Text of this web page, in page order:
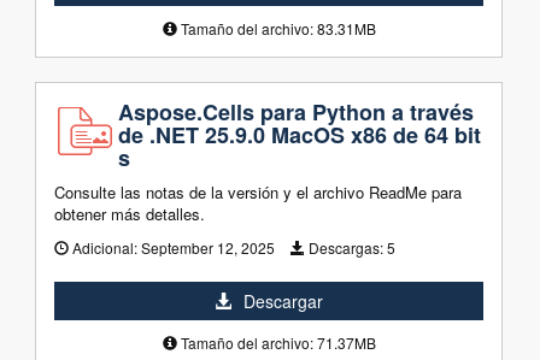
Tamaño del archivo: 83.31MB
Aspose.Cells para Python a través
de .NET 25.9.0 MacOS x86 de 64 bit
s
Consulte las notas de la versión y el archivo ReadMe para
obtener más detalles.
Adicional:September 12, 2025 Descargas:5
Descargar
Tamaño del archivo: 71.37MB